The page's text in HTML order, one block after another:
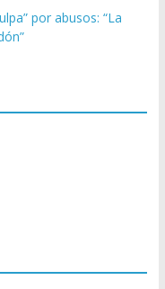
por abusos: “La